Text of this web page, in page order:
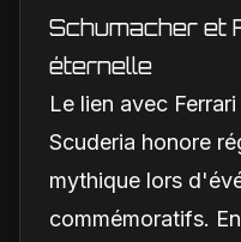
Schumacher et
éternelle
Le lien avec
Scuderia honore
mythique lors
commémoratifs.